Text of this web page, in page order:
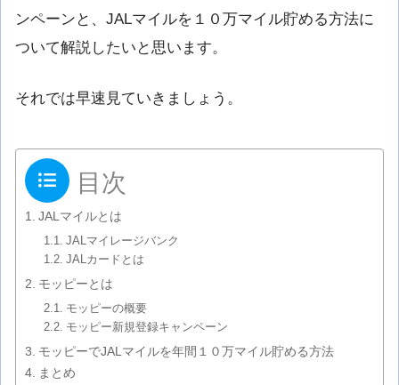
ンペーンと、JALマイルを１０万マイル貯める方法に
ついて解説したいと思います。
それでは早速見ていきましょう。
目次
JALマイルとは
JALマイレージバンク
JALカードとは
モッピーとは
モッピーの概要
モッピー新規登録キャンペーン
モッピーでJALマイルを年間１０万マイル貯める方法
まとめ